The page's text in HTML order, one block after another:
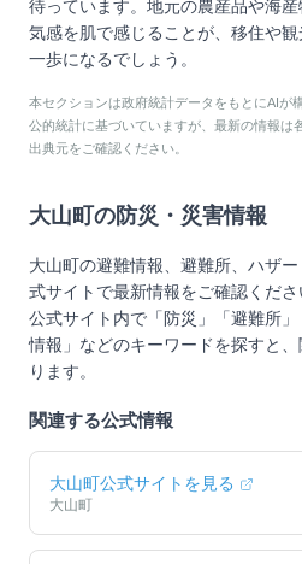
待っています。地元の農産品や海
気感を肌で感じることが、移住や
一歩になるでしょう。
本セクションは政府統計データをもとにAIが
公的統計に基づいていますが、最新の情報は
出典元をご確認ください。
大山町 の防災・災害情報
大山町の避難情報、避難所、ハザー
式サイトで最新情報をご確認くださ
公式サイト内で「防災」「避難所
情報」などのキーワードを探すと
ります。
関連する公式情報
大山町公式サイトを見る
大山町